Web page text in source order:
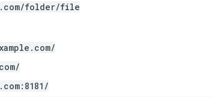
folder/file